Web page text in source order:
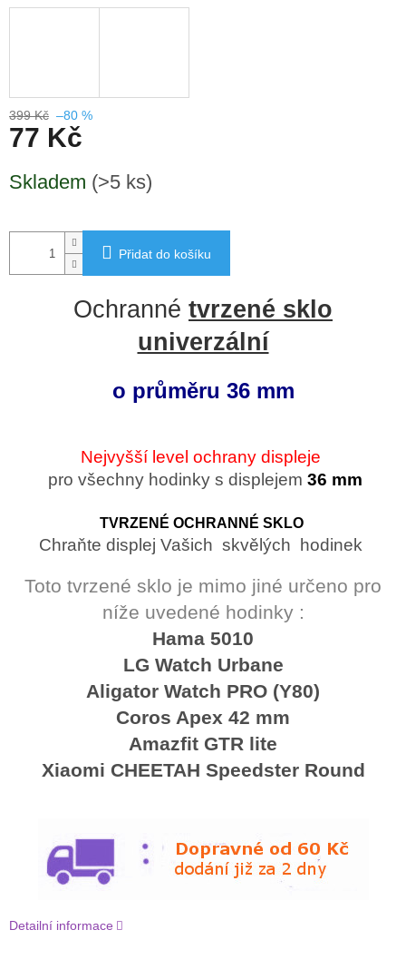
399 Kč –80 %
77 Kč
cena:
Skladem (>5 ks)
Přidat do košíku
Ochranné tvrzené sklo
univerzální
o průměru 36 mm
Nejvyšší level ochrany displeje
pro všechny hodinky s displejem 36 mm
TVRZENÉ OCHRANNÉ SKLO
Chraňte displej Vašich skvělých hodinek
Toto tvrzené sklo je mimo jiné určeno pro
níže uvedené hodinky :
Hama 5010
LG Watch Urbane
Aligator Watch PRO (Y80)
Coros Apex 42 mm
Amazfit GTR lite
Xiaomi CHEETAH Speedster Round
Detailní informace